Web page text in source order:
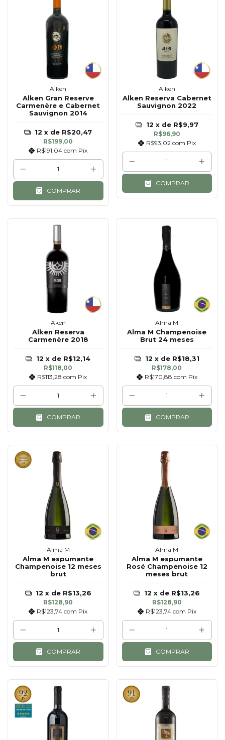
Alken
Alken Gran Reserve
Carmenère e Cabernet
Sauvignon 2014
R$199,00
R$191,04com Pix
12 x de R$20,47
COMPRAR
Alken
Alken Reserva Cabernet
Sauvignon 2022
R$96,90
R$93,02 com Pix
12 x de R$9,97
COMPRAR
Aken
Alken Reserva
Carmenère 2018
R$118,00
R$113,28com Pix
12 x de R$12,14
COMPRAR
Alma M
Alma M Champenoise
Brut 24 meses
R$178,00
R$170,88 com Pix
12 x de R$18,31
COMPRAR
Alma M
Alma M espumante
Champenoise 12 meses
brut
R$128,90
R$123,74com Pix
12 x de R$13,26
COMPRAR
Alma M
Alma M espumante
Rosé Champenoise 12
meses brut
R$128,90
R$123,74 com Pix
12 x de R$13,26
COMPRAR